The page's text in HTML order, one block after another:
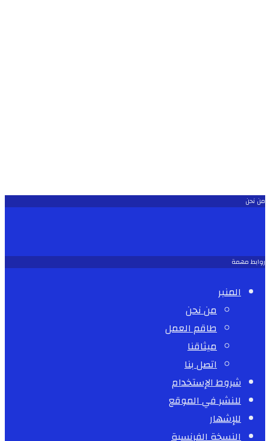
من نحن
روابط مهمة
المنبر
من نحن
طاقم العمل
ميثاقنا
اتصل بنا
شروط الإستخدام
للنشر في الموقع
للإشهار
النسخة الفرنسية